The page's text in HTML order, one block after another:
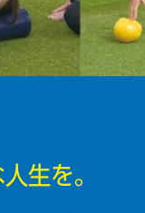
生を。